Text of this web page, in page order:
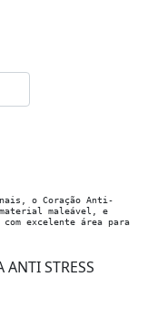
o Coração Anti-
maleável, e
excelente área para
STRESS